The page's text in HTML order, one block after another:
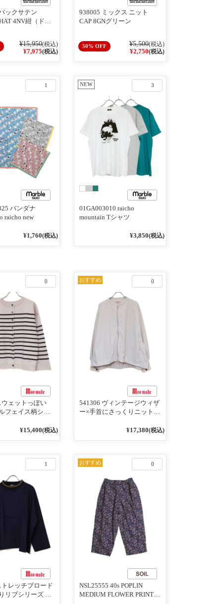
ックサテン
4NV紺（ドッ
¥15,950(税込)
¥7,975(税込)
50% OFF
938005 ミックス ニット
CAP 8GNグリーン
¥5,500(税込)
¥2,750(税込)
1
バンダナ
raicho new
¥1,760(税込)
3
NEW
01GA003010 raicho
mountain Tシャツ
¥3,850(税込)
0
ウェットっぽい
フェイス柄シリ
プルオーバー
¥15,400(税込)
0
おすすめ
541306 ヴィンテージウィザ
ー×手首にさっくりニット付
ンドカラージャケット 02オ
¥17,380(税込)
1
トレッチブロード
リブシリーズ ロ
0
おすすめ
NSL25555 40s POPLIN
MEDIUM FLOWER PRINT